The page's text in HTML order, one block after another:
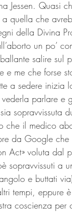
Jessen. Quasi
quella che
della Divina
un po’
salire sul
e me che forse
a sedere
parlare e
sopravvissuta
che il medico
da Google
Act» voluta dal
sopravvissuti a
e buttati
tempi, eppure
coscienza